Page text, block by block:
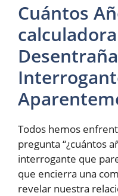
Cuántos
Todos hemos
pregunta “¿cuántos
interrogante que
que encierra una
revelar nuestra